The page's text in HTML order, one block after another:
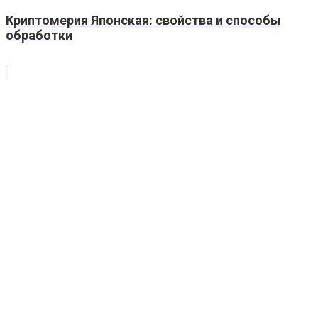
Криптомерия Японская: свойства и способы
обработки